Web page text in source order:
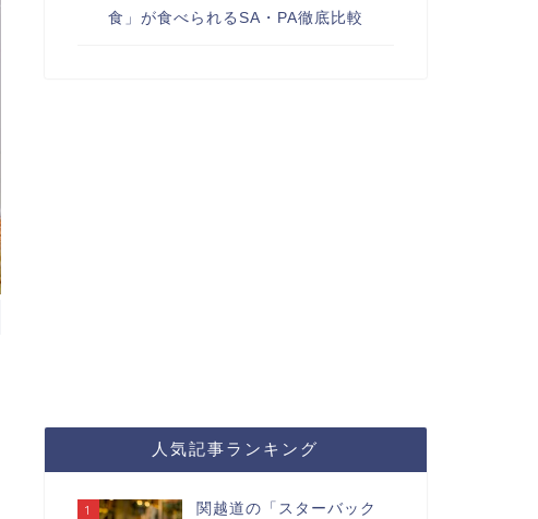
食」が食べられるSA・PA徹底比較
人気記事ランキング
1
関越道の「スターバック